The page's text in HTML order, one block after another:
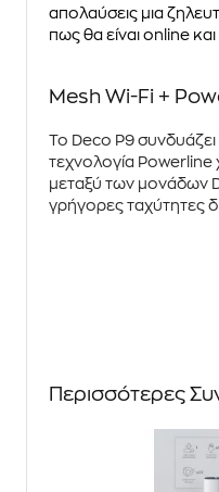
απολαύσεις μια
πως θα είναι online και
Mesh Wi-Fi +
Το Deco P9 συνδυάζει
τεχνολογία Powerline
μεταξύ των μονάδων
γρήγορες ταχύτητες
Περισσότερες